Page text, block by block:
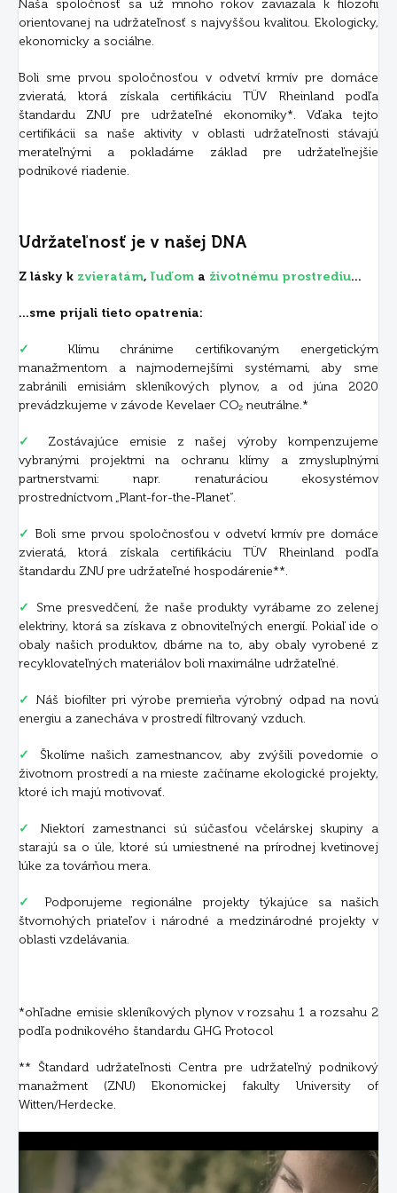
Naša spoločnosť sa už mnoho rokov zaviazala k filozofii
orientovanej na udržateľnosť s najvyššou kvalitou. Ekologicky,
ekonomicky a sociálne.
Boli sme prvou spoločnosťou v odvetví krmív pre domáce
zvieratá, ktorá získala certifikáciu TÜV Rheinland podľa
štandardu ZNU pre udržateľné ekonomiky*. Vďaka tejto
certifikácii sa naše aktivity v oblasti udržateľnosti stávajú
merateľnými a pokladáme základ pre udržateľnejšie
podnikové riadenie.
Udržateľnosť je v našej DNA
Z lásky k zvieratám, ľuďom a životnému prostrediu...
...sme prijali tieto opatrenia:
✓
Klímu chránime certifikovaným energetickým
manažmentom a najmodernejšími systémami, aby sme
zabránili emisiám skleníkových plynov, a od júna 2020
prevádzkujeme v závode Kevelaer CO₂ neutrálne.*
✓ Zostávajúce emisie z našej výroby kompenzujeme
vybranými projektmi na ochranu klímy a zmysluplnými
partnerstvami: napr. renaturáciou ekosystémov
prostredníctvom „Plant-for-the-Planet“.
✓ Boli sme prvou spoločnosťou v odvetví krmív pre domáce
zvieratá, ktorá získala certifikáciu TÜV Rheinland podľa
štandardu ZNU pre udržateľné hospodárenie**.
✓
Sme presvedčení, že naše produkty vyrábame zo zelenej
elektriny, ktorá sa získava z obnoviteľných energií. Pokiaľ ide o
obaly našich produktov, dbáme na to, aby obaly vyrobené z
recyklovateľných materiálov boli maximálne udržateľné.
✓ Náš biofilter pri výrobe premieňa výrobný odpad na novú
energiu a zanecháva v prostredí filtrovaný vzduch.
✓
Školíme našich zamestnancov, aby zvýšili povedomie o
životnom prostredí a na mieste začíname ekologické projekty,
ktoré ich majú motivovať.
✓
Niektorí zamestnanci sú súčasťou včelárskej skupiny a
starajú sa o úle, ktoré sú umiestnené na prírodnej kvetinovej
lúke za továrňou mera.
✓
Podporujeme regionálne projekty týkajúce sa našich
štvornohých priateľov i národné a medzinárodné projekty v
oblasti vzdelávania.
*ohľadne emisie skleníkových plynov v rozsahu 1 a rozsahu 2
podľa podnikového štandardu GHG Protocol
** Štandard udržateľnosti Centra pre udržateľný podnikový
manažment (ZNU) Ekonomickej fakulty University of
Witten/Herdecke.